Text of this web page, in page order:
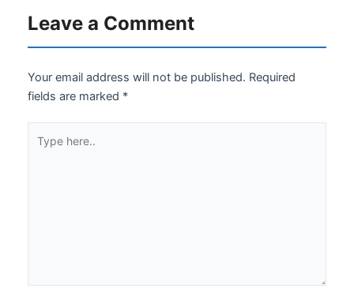
Leave a Comment
Your email address will not be published. Required
fields are marked *
here..